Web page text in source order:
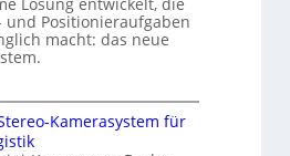
und Positionieraufgaben
macht: das neue
Kamerasystem für